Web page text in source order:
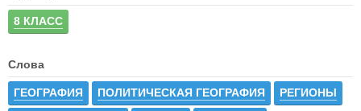
8 КЛАСС
Слова
ГЕОГРАФИЯ ПОЛИТИЧЕСКАЯ ГЕОГРАФИЯ РЕГИОНЫ